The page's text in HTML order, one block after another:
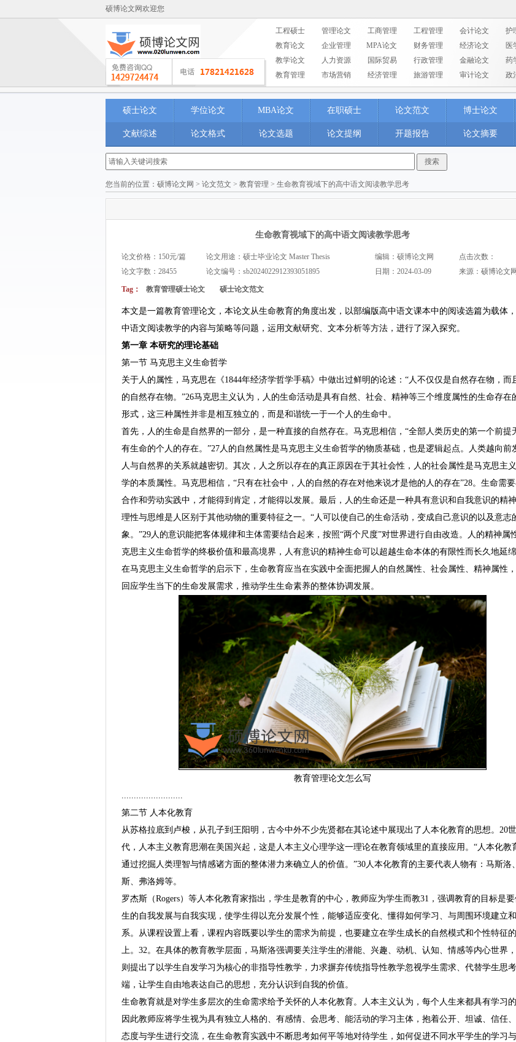
硕博论文网欢迎您
工程硕士 管理论文 工商管理 工程管理 会计论文 护
教育论文
企业管理 MPA论文 财务管理 经济论文 医
教学论文
人力资源 国际贸易 行政管理 金融论文 药
教育管理
市场营销 经济管理 旅游管理 审计论文 政
硕士论文 学位论文 MBA论文 在职硕士 论文范文 博士论文
文献综述 论文格式 论文选题 论文提纲 开题报告 论文摘要
您当前的位置： 硕博论文网 > 论文范文 > 教育管理 > 生命教育视域下的高中语文阅读教学思考
生命教育视域下的高中语文阅读教学思考
论文价格：150元/篇 论文用途：硕士毕业论文 Master Thesis 编辑：硕博论文网
点击次数：
论文字数：28455
论文编号： sb2024022912393051895 日期：2024-03-09 来源：硕博论文
Tag： 教育管理硕士论文 硕士论文范文
本文是一篇教育管理论文，本论文从生命教育的角度出发，以部编版高中语文课本中的阅读选篇为载体
中语文阅读教学的内容与策略等问题，运用文献研究、文本分析等方法，进行了深入探究。
第一章 本研究的理论基础
第一节 马克思主义生命哲学
关于人的属性，马克思在《1844年经济学哲学手稿》中做出过鲜明的论述：“人不仅仅是自然存在物，而
的自然存在物。”26马克思主义认为，人的生命活动是具有自然、社会、精神等三个维度属性的生命存在
形式，这三种属性并非是相互独立的，而是和谐统一于一个人的生命中。
首先，人的生命是自然界的一部分，是一种直接的自然存在。马克思相信，“全部人类历史的第一个前提
有生命的个人的存在。”27人的自然属性是马克思主义生命哲学的物质基础，也是逻辑起点。人类越向前
人与自然界的关系就越密切。其次，人之所以存在的真正原因在于其社会性，人的社会属性是马克思主
学的本质属性。马克思相信，“只有在社会中，人的自然的存在对他来说才是他的人的存在”28。生命需
合作和劳动实践中，才能得到肯定，才能得以发展。最后，人的生命还是一种具有意识和自我意识的精神
理性与思维是人区别于其他动物的重要特征之一。“人可以使自己的生命活动，变成自己意识的以及意志
象。”29人的意识能把客体规律和主体需要结合起来，按照“两个尺度”对世界进行自由改造。人的精神属
克思主义生命哲学的终极价值和最高境界，人有意识的精神生命可以超越生命本体的有限性而长久地延绵
在马克思主义生命哲学的启示下，生命教育应当在实践中全面把握人的自然属性、社会属性、精神属性
回应学生当下的生命发展需求，推动学生生命素养的整体协调发展。
教育管理论文怎么写
.........................
第二节 人本化教育
从苏格拉底到卢梭，从孔子到王阳明，古今中外不少先贤都在其论述中展现出了人本化教育的思想。20
代，人本主义教育思潮在美国兴起，这是人本主义心理学这一理论在教育领域里的直接应用。“人本化教
通过挖掘人类理智与情感诸方面的整体潜力来确立人的价值。”30人本化教育的主要代表人物有：马斯洛
斯、弗洛姆等。
罗杰斯（Rogers）等人本化教育家指出，学生是教育的中心，教师应为学生而教31，强调教育的目标是
生的自我发展与自我实现，使学生得以充分发展个性，能够适应变化、懂得如何学习、与周围环境建立
系。从课程设置上看，课程内容既要以学生的需求为前提，也要建立在学生成长的自然模式和个性特征
上。32。在具体的教育教学层面，马斯洛强调要关注学生的潜能、兴趣、动机、认知、情感等内心世界
则提出了以学生自发学习为核心的非指导性教学，力求摒弃传统指导性教学忽视学生需求、代替学生思
端，让学生自由地表达自己的思想，充分认识到自我的价值。
生命教育就是对学生多层次的生命需求给予关怀的人本化教育。人本主义认为，每个人生来都具有学习的
因此教师应将学生视为具有独立人格的、有感情、会思考、能活动的学习主体，抱着公开、坦诚、信任
态度与学生进行交流，在生命教育实践中不断思考如何平等地对待学生，如何促进不同水平学生的学习与